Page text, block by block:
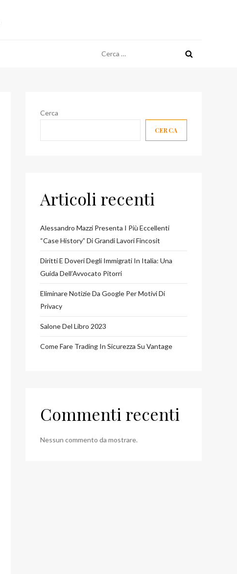
per:
Cerca
CERCA
Articoli recenti
Alessandro Mazzi Presenta I Più Eccellenti
“case History” Di Grandi Lavori Fincosit
Diritti E Doveri Degli Immigrati In Italia: Una
Guida Dell’Avvocato Pitorri
Eliminare Notizie Da Google Per Motivi Di
Privacy
Salone Del Libro 2023
Come Fare Trading In Sicurezza Su Vantage
Commenti recenti
Nessun commento da mostrare.